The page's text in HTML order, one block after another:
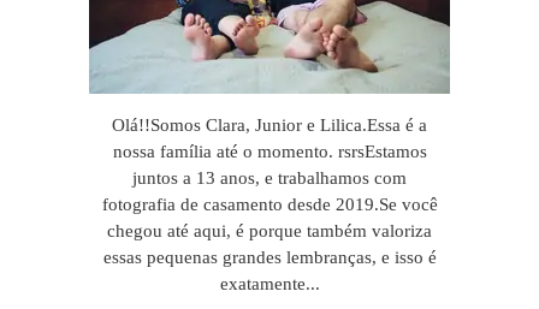
Olá!!Somos Clara, Junior e Lilica.Essa é a
nossa família até o momento. rsrsEstamos
juntos a 13 anos, e trabalhamos com
fotografia de casamento desde 2019.Se você
chegou até aqui, é porque também valoriza
essas pequenas grandes lembranças, e isso é
exatamente...